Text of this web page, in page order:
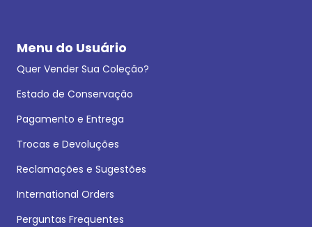
Menu do Usuário
Quer Vender Sua Coleção?
Estado de Conservação
Pagamento e Entrega
Trocas e Devoluções
Reclamações e Sugestões
International Orders
Perguntas Frequentes